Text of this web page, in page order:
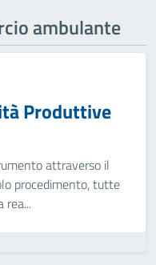
ambulante
Produttive
attraverso il
procedimento, tutte
rea...